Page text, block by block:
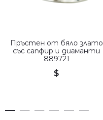
Пръстен от бяло злато
със сапфир и диаманти
889721
$